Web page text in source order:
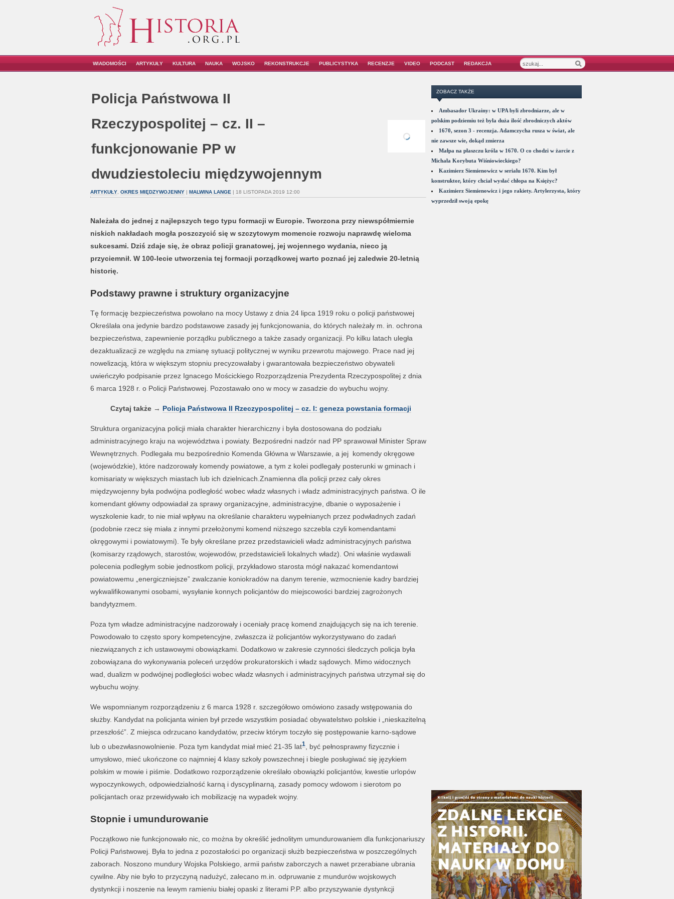
WIADOMOŚCI ARTYKUŁY KULTURA NAUKA WOJSKO REKONSTRUKCJE PUBLICYSTYKA RECENZJE VIDEO PODCAST REDAKCJA
Policja Państwowa II
Rzeczypospolitej – cz. II –
funkcjonowanie PP w
dwudziestoleciu międzywojennym
ARTYKUŁY, OKRES MIĘDZYWOJENNY| MALWINA LANGE | 18 LISTOPADA 2019 12:00
Należała do jednej z najlepszych tego typu formacji w Europie. Tworzona przy niewspółmiernie
niskich nakładach mogła poszczycić się w szczytowym momencie rozwoju naprawdę wieloma
sukcesami. Dziś zdaje się, że obraz policji granatowej, jej wojennego wydania, nieco ją
przyciemnił. W 100-lecie utworzenia tej formacji porządkowej warto poznać jej zaledwie 20-letnią
historię.
Podstawy prawne i struktury organizacyjne
Tę formację bezpieczeństwa powołano na mocy Ustawy z dnia 24 lipca 1919 roku o policji państwowej
Określała ona jedynie bardzo podstawowe zasady jej funkcjonowania, do których należały m. in. ochrona
bezpieczeństwa, zapewnienie porządku publicznego a także zasady organizacji. Po kilku latach uległa
dezaktualizacji ze względu na zmianę sytuacji politycznej w wyniku przewrotu majowego. Prace nad jej
nowelizacją, która w większym stopniu precyzowałaby i gwarantowała bezpieczeństwo obywateli
uwieńczyło podpisanie przez Ignacego Mościckiego Rozporządzenia Prezydenta Rzeczypospolitej z dnia
6 marca 1928 r. o Policji Państwowej. Pozostawało ono w mocy w zasadzie do wybuchu wojny.
Czytaj także→ Policja Państwowa II Rzeczypospolitej – cz. I: geneza powstania formacji
Struktura organizacyjna policji miała charakter hierarchiczny i była dostosowana do podziału
administracyjnego kraju na województwa i powiaty. Bezpośredni nadzór nad PP sprawował Minister Spraw
Wewnętrznych. Podlegała mu bezpośrednio Komenda Główna w Warszawie, a jej komendy okręgowe
(wojewódzkie), które nadzorowały komendy powiatowe, a tym z kolei podlegały posterunki w gminach i
komisariaty w większych miastach lub ich dzielnicach.Znamienna dla policji przez cały okres
międzywojenny była podwójna podległość wobec władz własnych i władz administracyjnych państwa. O ile
komendant główny odpowiadał za sprawy organizacyjne, administracyjne, dbanie o wyposażenie i
wyszkolenie kadr, to nie miał wpływu na określanie charakteru wypełnianych przez podwładnych zadań
(podobnie rzecz się miała z innymi przełożonymi komend niższego szczebla czyli komendantami
okręgowymi i powiatowymi). Te były określane przez przedstawicieli władz administracyjnych państwa
(komisarzy rządowych, starostów, wojewodów, przedstawicieli lokalnych władz). Oni właśnie wydawali
polecenia podległym sobie jednostkom policji, przykładowo starosta mógł nakazać komendantowi
powiatowemu „energiczniejsze” zwalczanie koniokradów na danym terenie, wzmocnienie kadry bardziej
wykwalifikowanymi osobami, wysyłanie konnych policjantów do miejscowości bardziej zagrożonych
bandytyzmem.
Poza tym władze administracyjne nadzorowały i oceniały pracę komend znajdujących się na ich terenie.
Powodowało to często spory kompetencyjne, zwłaszcza iż policjantów wykorzystywano do zadań
niezwiązanych z ich ustawowymi obowiązkami. Dodatkowo w zakresie czynności śledczych policja była
zobowiązana do wykonywania poleceń urzędów prokuratorskich i władz sądowych. Mimo widocznych
wad, dualizm w podwójnej podległości wobec władz własnych i administracyjnych państwa utrzymał się do
wybuchu wojny.
We wspomnianym rozporządzeniu z 6 marca 1928 r. szczegółowo omówiono zasady wstępowania do
służby. Kandydat na policjanta winien był przede wszystkim posiadać obywatelstwo polskie i „nieskazitelną
przeszłość”. Z miejsca odrzucano kandydatów, przeciw którym toczyło się postępowanie karno-sądowe
lub o ubezwłasnowolnienie. Poza tym kandydat miał mieć 21-35 lat1, być pełnosprawny fizycznie i
umysłowo, mieć ukończone co najmniej 4 klasy szkoły powszechnej i biegle posługiwać się językiem
polskim w mowie i piśmie. Dodatkowo rozporządzenie określało obowiązki policjantów, kwestie urlopów
wypoczynkowych, odpowiedzialność karną i dyscyplinarną, zasady pomocy wdowom i sierotom po
policjantach oraz przewidywało ich mobilizację na wypadek wojny.
Stopnie i umundurowanie
Początkowo nie funkcjonowało nic, co można by określić jednolitym umundurowaniem dla funkcjonariuszy
Policji Państwowej. Była to jedna z pozostałości po organizacji służb bezpieczeństwa w poszczególnych
zaborach. Noszono mundury Wojska Polskiego, armii państw zaborczych a nawet przerabiane ubrania
cywilne. Aby nie było to przyczyną nadużyć, zalecano m.in. odpruwanie z mundurów wojskowych
dystynkcji i noszenie na lewym ramieniu białej opaski z literami P.P. albo przyszywanie dystynkcji
ZOBACZ TAKŻE
Ambasador Ukrainy: w UPA byli zbrodniarze, ale w
polskim podziemiu też była duża ilość zbrodniczych aktów
1670, sezon 3 - recenzja. Adamczycha rusza w świat, ale
nie zawsze wie, dokąd zmierza
Małpa na płaszczu króla w 1670. O co chodzi w żarcie z
Michała Korybuta Wiśniowieckiego?
Kazimierz Siemienowicz w serialu 1670. Kim był
konstruktor, który chciał wysłać chłopa na Księżyc?
Kazimierz Siemienowicz i jego rakiety. Artylerzysta, który
wyprzedził swoją epokę